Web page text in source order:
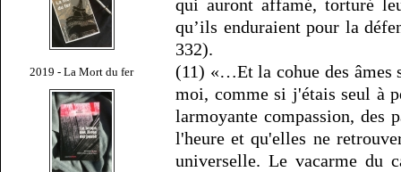
2019 - La Mort du fer
qui auront affamé, torturé
qu’ils enduraient pour la
332).
(11) «…Et la cohue des âmes
moi, comme si j'étais seul à
larmoyante compassion, des
l'heure et qu'elles ne
universelle. Le vacarme du